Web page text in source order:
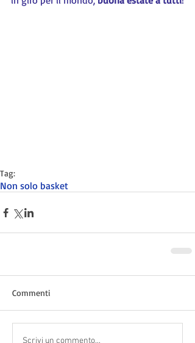
Tag:
Non solo basket
Commenti
Scrivi un commento...